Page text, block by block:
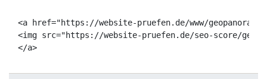
<a href="https://website-pruefen.de/www/
<img src="https://website-pruefen.de/seo-score/